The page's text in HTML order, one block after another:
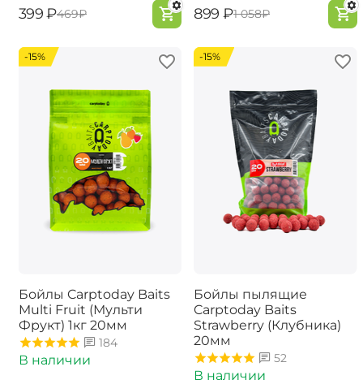
‍399‍ ₽‍469‍₽ ‍899‍ ₽‍1 058‍₽
-15%
Бойлы Carptoday Baits
Multi Fruit (Мульти
Фрукт) 1кг 20мм
184
В наличии
-15%
Бойлы пылящие
Carptoday Baits
Strawberry (Клубника)
20мм
52
В наличии